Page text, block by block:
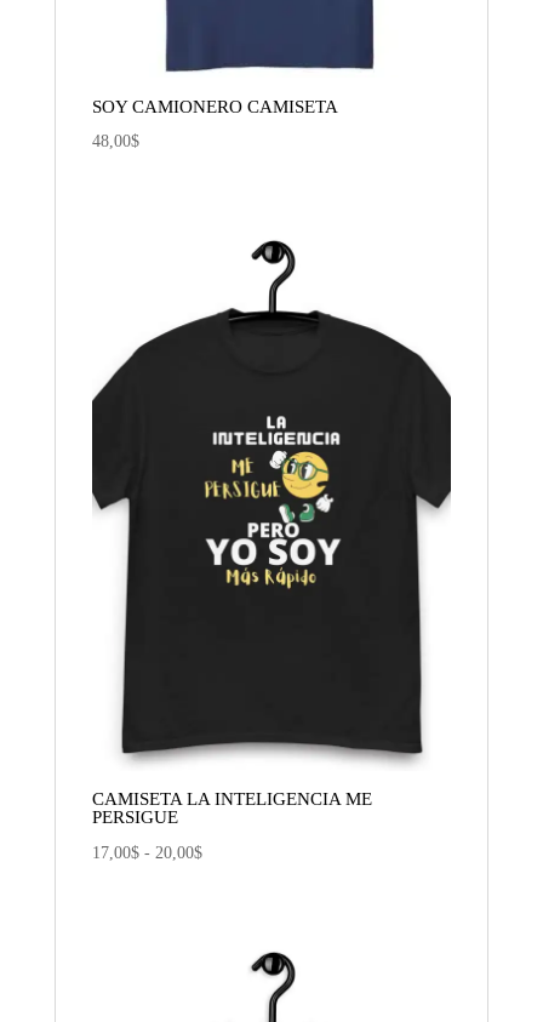
SOY CAMIONERO CAMISETA
48,00$
CAMISETA LA INTELIGENCIA ME
PERSIGUE
17,00$ - 20,00$Rango